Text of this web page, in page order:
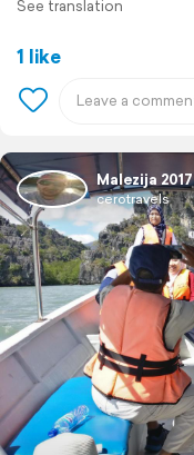
See translation
1 like
Malezija 2017
cerotravels